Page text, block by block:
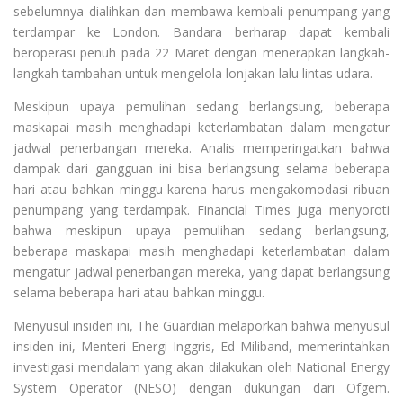
sebelumnya dialihkan dan membawa kembali penumpang yang
terdampar ke London. Bandara berharap dapat kembali
beroperasi penuh pada 22 Maret dengan menerapkan langkah-
langkah tambahan untuk mengelola lonjakan lalu lintas udara.
Meskipun upaya pemulihan sedang berlangsung, beberapa
maskapai masih menghadapi keterlambatan dalam mengatur
jadwal penerbangan mereka. Analis memperingatkan bahwa
dampak dari gangguan ini bisa berlangsung selama beberapa
hari atau bahkan minggu karena harus mengakomodasi ribuan
penumpang yang terdampak. Financial Times juga menyoroti
bahwa meskipun upaya pemulihan sedang berlangsung,
beberapa maskapai masih menghadapi keterlambatan dalam
mengatur jadwal penerbangan mereka, yang dapat berlangsung
selama beberapa hari atau bahkan minggu.
Menyusul insiden ini, The Guardian melaporkan bahwa menyusul
insiden ini, Menteri Energi Inggris, Ed Miliband, memerintahkan
investigasi mendalam yang akan dilakukan oleh National Energy
System Operator (NESO) dengan dukungan dari Ofgem.